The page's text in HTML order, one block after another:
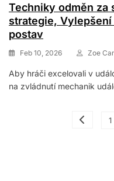
Techniky odměn za
strategie,
postav
Feb 10, 2026 Zoe
Aby hráči excelovali v
na zvládnutí mechanik
1